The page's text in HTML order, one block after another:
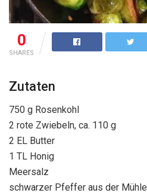
0
SHARES
Zutaten
750 g Rosenkohl
2 rote Zwiebeln, ca. 110 g
2 EL Butter
1 TL Honig
Meersalz
schwarzer Pfeffer aus der Mühle